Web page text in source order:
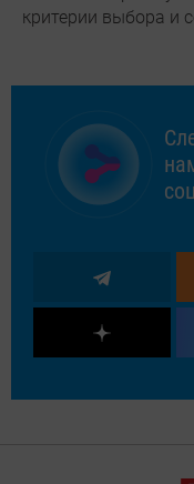
критерии выбора и